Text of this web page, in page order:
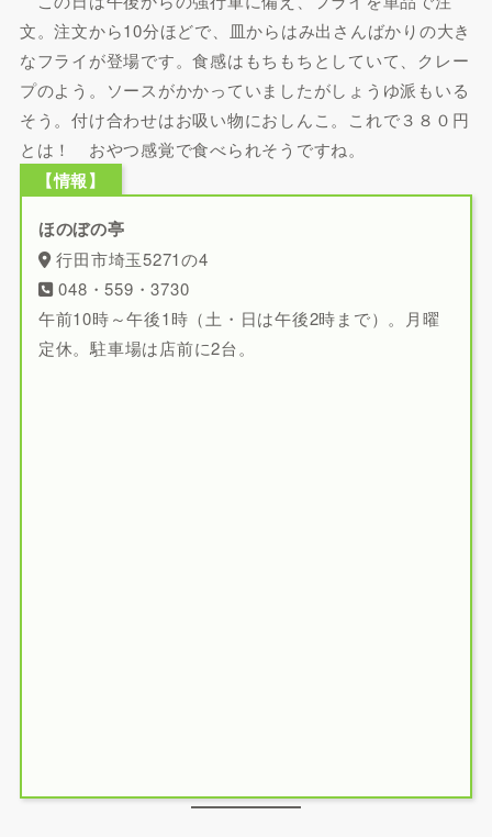
文。注文から10分ほどで、皿からはみ出さんばかりの大き
なフライが登場です。食感はもちもちとしていて、クレー
プのよう。ソースがかかっていましたがしょうゆ派もいる
そう。付け合わせはお吸い物におしんこ。これで３８０円
とは！ おやつ感覚で食べられそうですね。
【情報】
ほのぼの亭
行田市埼玉5271の4
048・559・3730
午前10時～午後1時（土・日は午後2時まで）。月曜
定休。駐車場は店前に2台。